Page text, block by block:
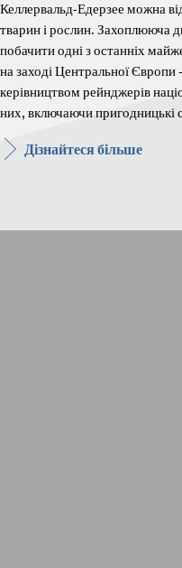
Келлервальд-Едерзее можна
тварин і рослин. Захоплююча
побачити одні з останніх
на заході Центральної Європи
керівництвом рейнджерів
них, включаючи пригодницькі
Дізнайтеся більше